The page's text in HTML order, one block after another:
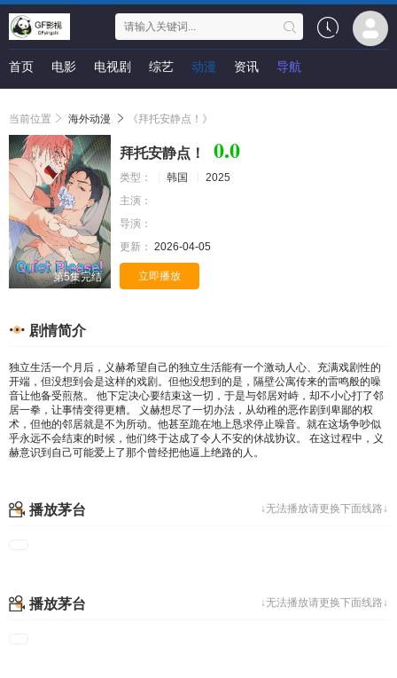
首页 电影 电视剧 综艺 动漫 资讯 导航
当前位置 海外动漫 《拜托安静点！》
第5集完结
拜托安静点！ 0.0
类型： 韩国
2025
主演：
导演：
更新： 2026-04-05
立即播放
剧情简介
独立生活一个月后，义赫希望自己的独立生活能有一个激动人心、充满戏剧性的
开端，但没想到会是这样的戏剧。但他没想到的是，隔壁公寓传来的雷鸣般的噪
音让他备受煎熬。 他下定决心要结束这一切，于是与邻居对峙，却不小心打了邻
居一拳，让事情变得更糟。 义赫想尽了一切办法，从幼稚的恶作剧到卑鄙的权
术，但他的邻居就是不为所动。他甚至跪在地上恳求停止噪音。就在这场争吵似
乎永远不会结束的时候，他们终于达成了令人不安的休战协议。 在这过程中，义
赫意识到自己可能爱上了那个曾经把他逼上绝路的人。
↓无法播放请更换下面线路↓
播放茅台
↓无法播放请更换下面线路↓
播放茅台